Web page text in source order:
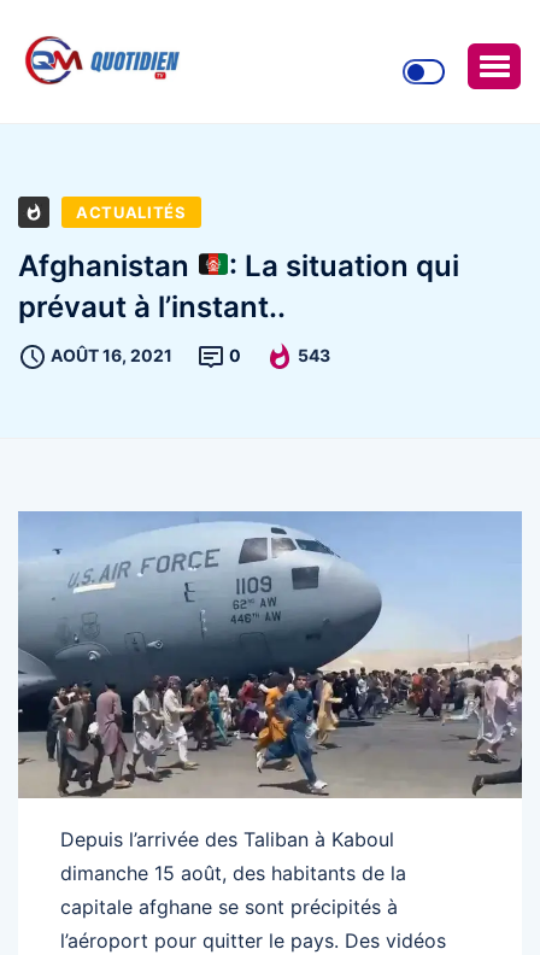
ACTUALITÉS
Afghanistan
: La situation qui
prévaut à l’instant..
AOÛT 16, 2021 0 543
Depuis l’arrivée des Taliban à Kaboul
dimanche 15 août, des habitants de la
capitale afghane se sont précipités à
l’aéroport pour quitter le pays. Des vidéos